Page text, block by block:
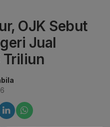
OJK Sebut
Jual
Triliun